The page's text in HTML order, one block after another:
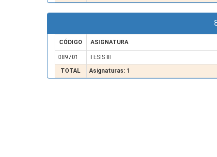
CÓDIGO ASIGNATURA
089701
TESIS III
TOTAL
Asignaturas: 1